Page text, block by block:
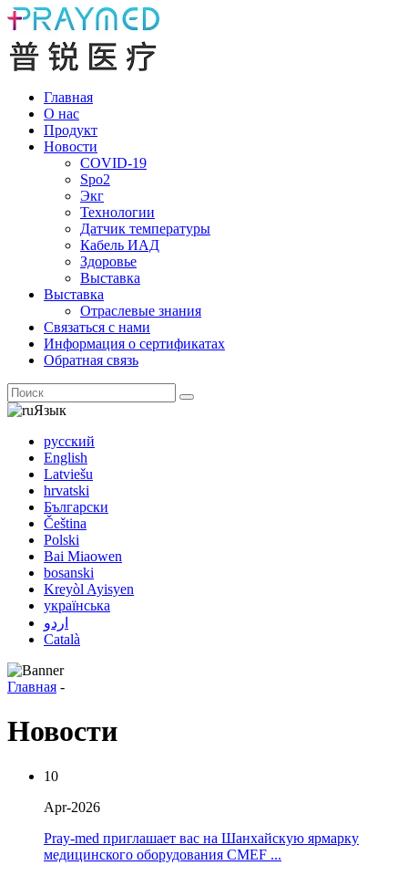
Главная
О нас
Продукт
Новости
COVID-19
Spo2
Экг
Технологии
Датчик температуры
Кабель ИАД
Здоровье
Выставка
Выставка
Отраслевые знания
Связаться с нами
Информация о сертификатах
Обратная связь
Язык
русский
English
Latviešu
hrvatski
Български
Čeština
Polski
Bai Miaowen
bosanski
Kreyòl Ayisyen
українська
اردو
Català
Главная -
Новости
10
Apr-2026
Pray-med приглашает вас на Шанхайскую ярмарку
медицинского оборудования CMEF ...